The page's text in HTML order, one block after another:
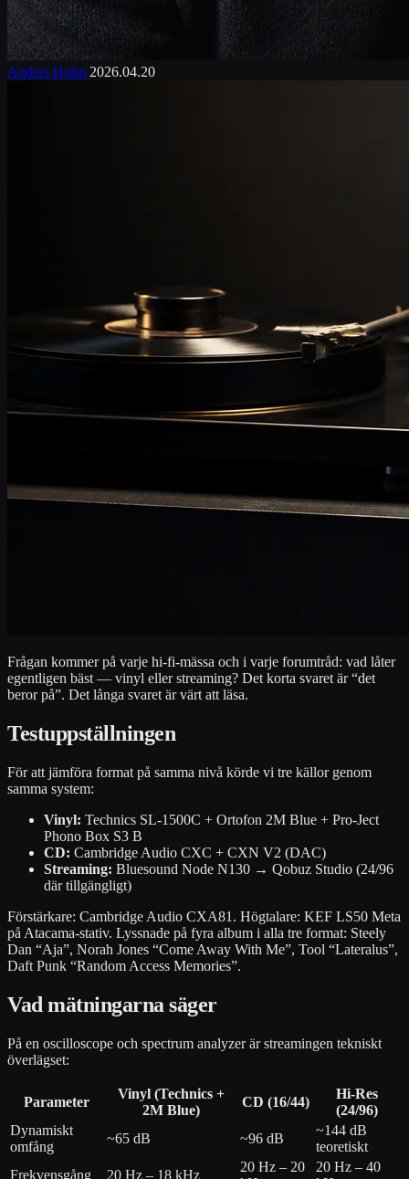
Anders Holm 2026.04.20
Frågan kommer på varje hi-fi-mässa och i varje forumtråd: vad låter
egentligen bäst — vinyl eller streaming? Det korta svaret är “det
beror på”. Det långa svaret är värt att läsa.
Testuppställningen
För att jämföra format på samma nivå körde vi tre källor genom
samma system:
Vinyl: Technics SL-1500C + Ortofon 2M Blue + Pro-Ject
Phono Box S3 B
CD: Cambridge Audio CXC + CXN V2 (DAC)
Streaming: Bluesound Node N130 → Qobuz Studio (24/96
där tillgängligt)
Förstärkare: Cambridge Audio CXA81. Högtalare: KEF LS50 Meta
på Atacama-stativ. Lyssnade på fyra album i alla tre format: Steely
Dan “Aja”, Norah Jones “Come Away With Me”, Tool “Lateralus”,
Daft Punk “Random Access Memories”.
Vad mätningarna säger
På en oscilloscope och spectrum analyzer är streamingen tekniskt
överlägset:
Parameter
Vinyl (Technics +
2M Blue)
CD (16/44)
Hi-Res
(24/96)
Dynamiskt
omfång
~65 dB ~96 dB
~144 dB
teoretiskt
Frekvensgång
20 Hz – 18 kHz
20 Hz – 20
20 Hz – 40